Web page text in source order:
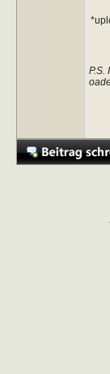
P.S.